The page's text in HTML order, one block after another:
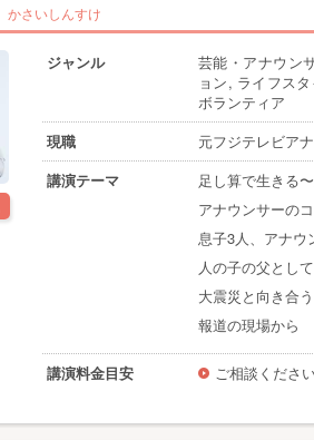
かさいしんすけ
ジャンル
芸能・アナウン
ョン, ライフス
ボランティア
現職
元フジテレビア
講演テーマ
足し算で生きる
アナウンサーの
息子3人、アナウ
人の子の父とし
大震災と向き合
報道の現場から
講演料金目安 ご相談ください